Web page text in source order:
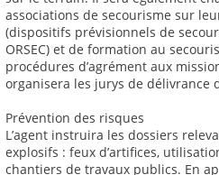
associations de secourisme sur
(dispositifs prévisionnels de
ORSEC) et de formation au
procédures d’agrément aux
organisera les jurys de délivrance
Prévention des risques
L’agent instruira les dossiers
explosifs : feux d’artifices,
chantiers de travaux publics. En